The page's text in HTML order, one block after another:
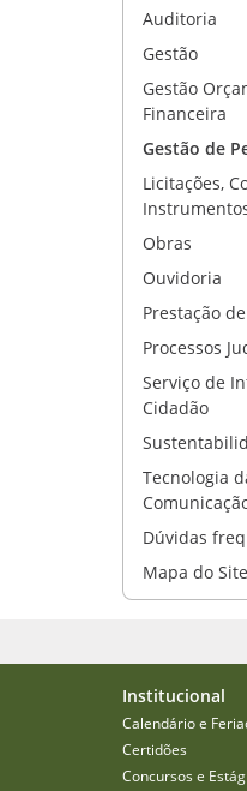
Auditoria
Gestão
Gestão
Financeira
Gestão de
Licitações,
Obras
Ouvidoria
Prestação
Processos
Serviço de
Cidadão
Tecnologia
Dúvidas
Mapa do Site
Institucional
Calendário e
Certidões
Concursos e